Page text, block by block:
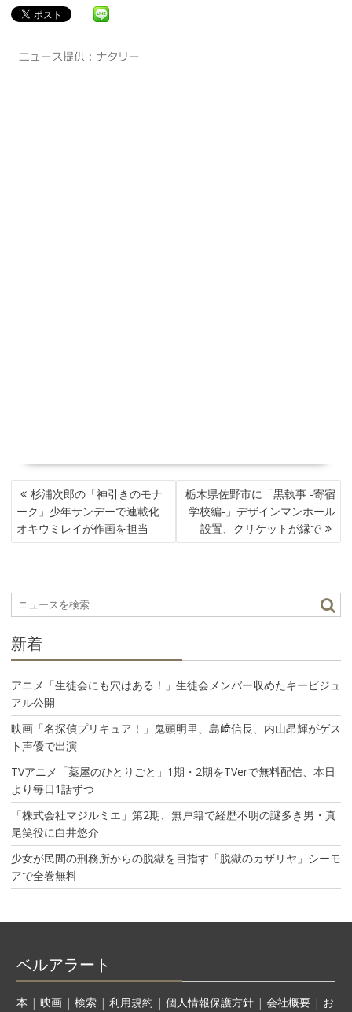
投
稿
ナ
ビ
シ
ョ
杉浦次郎の「神引きのモナ
ーク」少年サンデーで連載化
オキウミレイが作画を担当
栃木県佐野市に「黒執事 -寄宿
学校編-」デザインマンホール
設置、クリケットが縁で
新着
アニメ「生徒会にも穴はある！」生徒会メンバー収めたキービジュ
アル公開
映画「名探偵プリキュア！」鬼頭明里、島﨑信長、内山昂輝がゲス
ト声優で出演
TVアニメ「薬屋のひとりごと」1期・2期をTVerで無料配信、本日
より毎日1話ずつ
「株式会社マジルミエ」第2期、無戸籍で経歴不明の謎多き男・真
尾笑役に白井悠介
少女が民間の刑務所からの脱獄を目指す「脱獄のカザリヤ」シーモ
アで全巻無料
ベルアラート
本 | 映画| 検索| 利用規約 | 個人情報保護方針| 会社概要| お